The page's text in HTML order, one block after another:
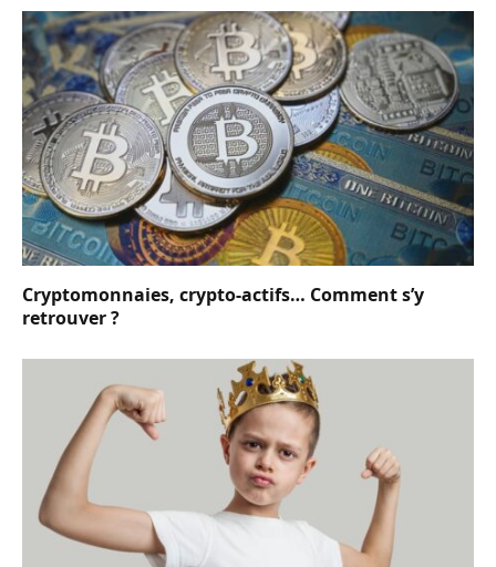
Cryptomonnaies, crypto-actifs… Comment s’y
retrouver ?